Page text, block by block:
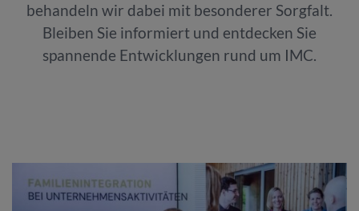
behandeln wir dabei mit besonderer Sorgfalt.
Bleiben Sie informiert und entdecken Sie
spannende Entwicklungen rund um IMC.